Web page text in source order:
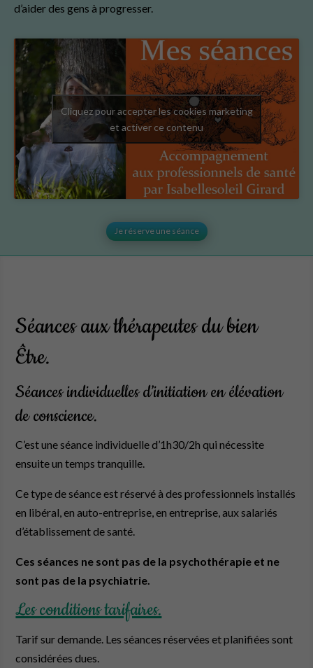
d’aider des gens à progresser.
Cliquez pour accepter les cookies marketing
et activer ce contenu
Je réserve une séance
Séances aux thérapeutes du bien
Être.
Séances individuelles d’initiation en élévation
de conscience.
C’est une séance individuelle d’1h30/2h qui nécessite
ensuite un temps tranquille.
Ce type de séance est réservé à des professionnels installés
en libéral, en auto-entreprise, en entreprise, aux salariés
d’établissement de santé.
Ces séances ne sont pas de la psychothérapie et ne
sont pas de la psychiatrie.
Les conditions tarifaires.
Tarif sur demande. Les séances réservées et planifiées sont
considérées dues.